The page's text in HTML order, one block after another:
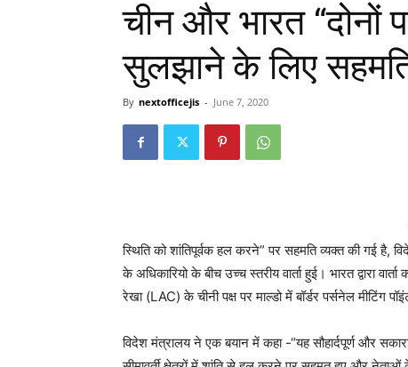
चीन और भारत “दोनों
सुलझाने के लिए
By nextofficejis - June 7, 2020
स्थिति को शांतिपूर्वक हल करने” पर सहमति व्यक्त की गई है,
के अधिकारियो के बीच उच्च स्तरीय वार्ता हुई। भारत द्वारा
रेखा (LAC) के चीनी पक्ष पर माल्डो में बॉर्डर पर्सनेल मीटिंग
विदेश मंत्रालय ने एक बयान में कहा -“यह सौहार्दपूर्ण और